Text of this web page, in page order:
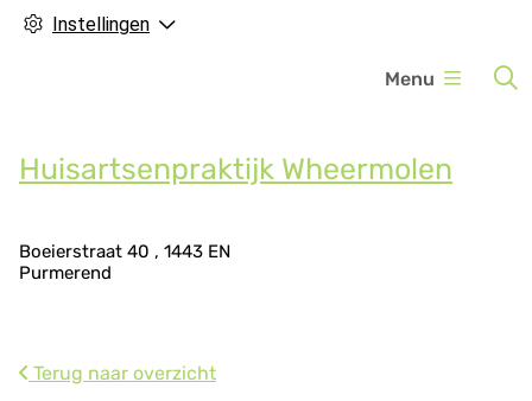
Instellingen
Huisartsenpraktijk Wheermolen
f
d
Menu
A
d
s
Boeierstraat 40
1443 EN
Purmerend
Terug naar overzicht